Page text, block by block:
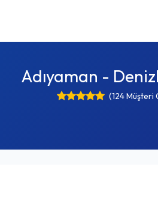
Adıyaman -
(124 Müşteri